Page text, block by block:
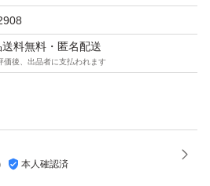
料無料・匿名配送
価後、出品者に支払われます
本人確認済